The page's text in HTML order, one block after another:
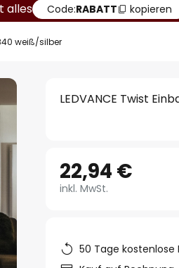
alles Code:RABATT kopieren
weiß/silber
LEDVANCE Twist
22,94 €
inkl. MwSt.
50 Tage kostenlose